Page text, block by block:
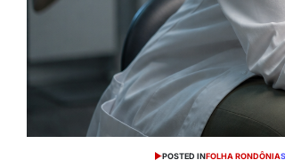
POSTED INFOLHA RONDÔNIA